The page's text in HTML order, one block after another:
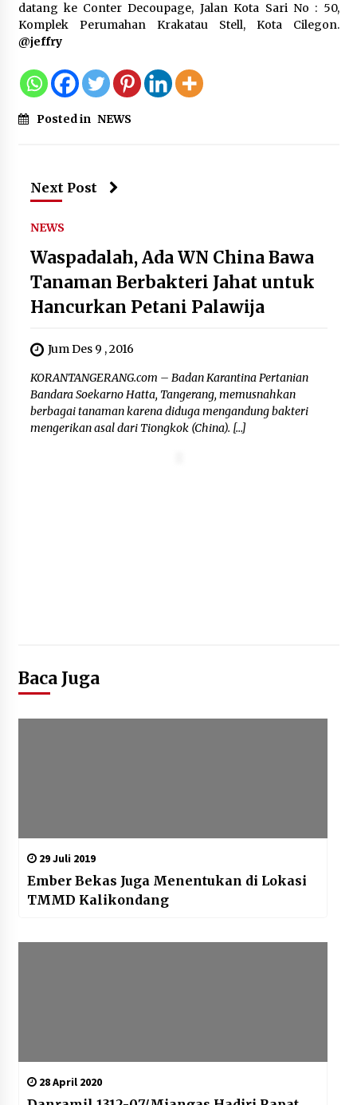
datang ke Conter Decoupage, Jalan Kota Sari No : 50,
Komplek Perumahan Krakatau Stell, Kota Cilegon.
@jeffry
Posted in NEWS
Next Post
NEWS
Waspadalah, Ada WN China Bawa
Tanaman Berbakteri Jahat untuk
Hancurkan Petani Palawija
Jum Des 9 , 2016
KORANTANGERANG.com – Badan Karantina Pertanian
Bandara Soekarno Hatta, Tangerang, memusnahkan
berbagai tanaman karena diduga mengandung bakteri
mengerikan asal dari Tiongkok (China). […]
Baca Juga
29 Juli 2019
Ember Bekas Juga Menentukan di Lokasi
TMMD Kalikondang
28 April 2020